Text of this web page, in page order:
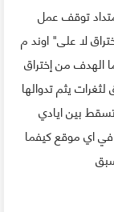
توقف عمل
لا على" اوند م
الهدف من إختراق
يثم تدوالها
بين ايادي
في اي موقع كيفما